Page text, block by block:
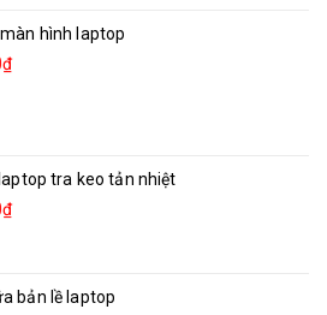
hình laptop
tra keo tản nhiệt
bản lề laptop